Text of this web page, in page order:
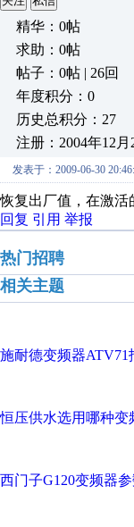
精华：0帖
求助：0帖
帖子：0帖 | 26回
年度积分：0
历史总积分：27
注册：2004年12月
发表于：2009-06-30
恢复出厂值，在激活
回复 引用 举报
热门招聘
相关主题
施耐德变频器ATV71
恒压供水选用哪种变
西门子G120变频器